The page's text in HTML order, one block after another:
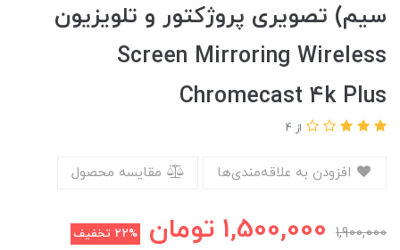
سیم) تصویری پروژکتور و تلویزیون
Screen Mirroring Wireless
Chromecast 4k Plus
از 4
مقایسه محصول
1,900,000
1,500,000 تومان 22% تخفیف